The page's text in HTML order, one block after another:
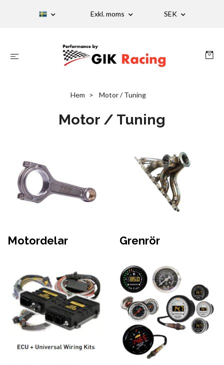
Exkl. moms SEK
Hem Motor / Tuning
Motor / Tuning
Motordelar Grenrör